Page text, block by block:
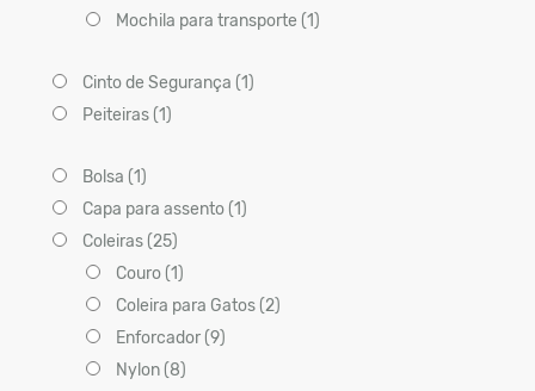
Mochila para transporte (1)
Cinto de Segurança (1)
Peiteiras (1)
Bolsa (1)
Capa para assento (1)
Coleiras (25)
Couro (1)
Coleira para Gatos (2)
Enforcador (9)
Nylon (8)